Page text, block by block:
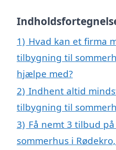
1) Hvad kan et firma
tilbygning til
hjælpe med?
2) Indhent altid
tilbygning til
3) Få nemt 3 tilbud
sommerhus i